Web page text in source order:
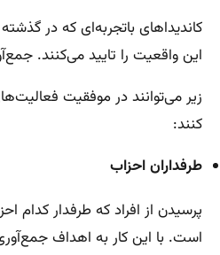
کاندیداهای باتجربه‌ای که در
این واقعیت را تایید می‌کنند.
زیر می‌توانند در موفقیت
کنند:
طرفداراناحزاب
پرسیدن از افراد که طرفدار کدام
است. با این کار به اهداف